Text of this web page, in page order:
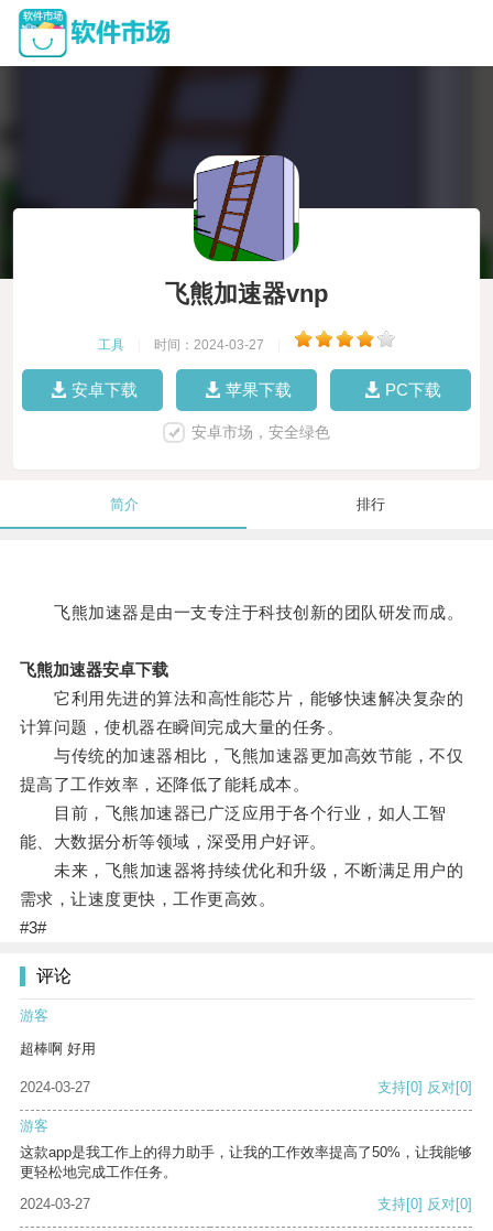
飞熊加速器vnp
工具 时间：2024-03-27
安卓下载 苹果下载 PC下载
安卓市场，安全绿色
简介 排行
飞熊加速器是由一支专注于科技创新的团队研发而成。
飞熊加速器安卓下载
它利用先进的算法和高性能芯片，能够快速解决复杂的
计算问题，使机器在瞬间完成大量的任务。
与传统的加速器相比，飞熊加速器更加高效节能，不仅
提高了工作效率，还降低了能耗成本。
目前，飞熊加速器已广泛应用于各个行业，如人工智
能、大数据分析等领域，深受用户好评。
未来，飞熊加速器将持续优化和升级，不断满足用户的
需求，让速度更快，工作更高效。
#3#
评论
游客
超棒啊 好用
2024-03-27 支持[0] 反对[0]
游客
这款app是我工作上的得力助手，让我的工作效率提高了50%，让我能够
更轻松地完成工作任务。
2024-03-27
支持[0] 反对[0]